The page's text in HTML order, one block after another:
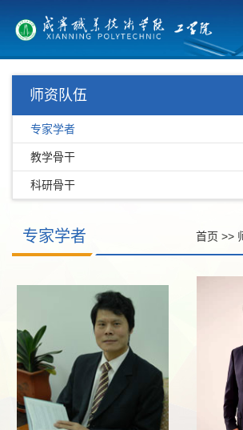
师资队伍
专家学者
教学骨干
科研骨干
专家学者 首页 >>